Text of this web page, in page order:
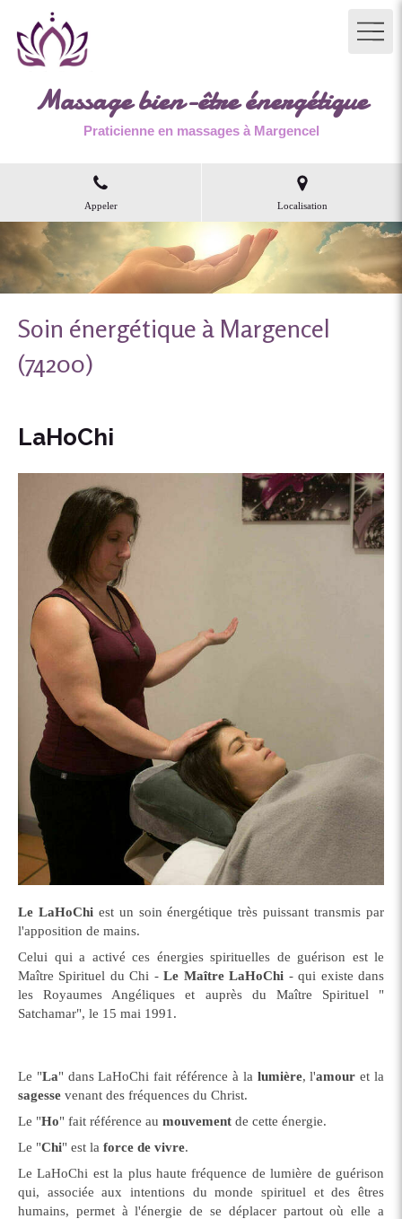
Massage bien-être énergétique
Praticienne en massages à Margencel
Appeler Localisation
Soin énergétique à Margencel
(74200)
LaHoChi
Le LaHoChiest un soin énergétique très puissant transmis par
l'apposition de mains.
Celui qui a activé ces énergies spirituelles de guérison est le
Maître Spirituel du Chi -Le Maître LaHoChi - qui existe dans
les Royaumes Angéliques et auprès du Maître Spirituel "
Satchamar", le 15 mai 1991.
Le "La" dans LaHoChi fait référence à la lumière, l'amour et la
sagesse venant des fréquences du Christ.
Le "Ho" fait référence au mouvement de cette énergie.
Le "Chi" est la force de vivre.
Le LaHoChi est la plus haute fréquence de lumière de guérison
qui, associée aux intentions du monde spirituel et des êtres
humains, permet à l'énergie de se déplacer partout où elle a